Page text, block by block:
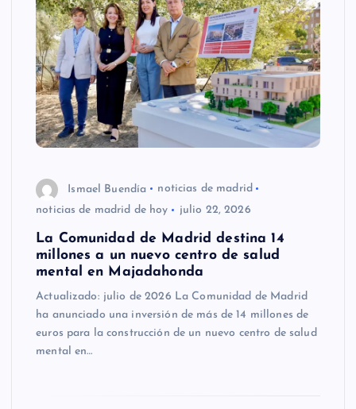
Ismael Buendía
noticias de madrid
noticias de madrid de hoy
julio 22, 2026
La Comunidad de Madrid destina 14
millones a un nuevo centro de salud
mental en Majadahonda
Actualizado: julio de 2026 La Comunidad de Madrid
ha anunciado una inversión de más de 14 millones de
euros para la construcción de un nuevo centro de salud
mental en…